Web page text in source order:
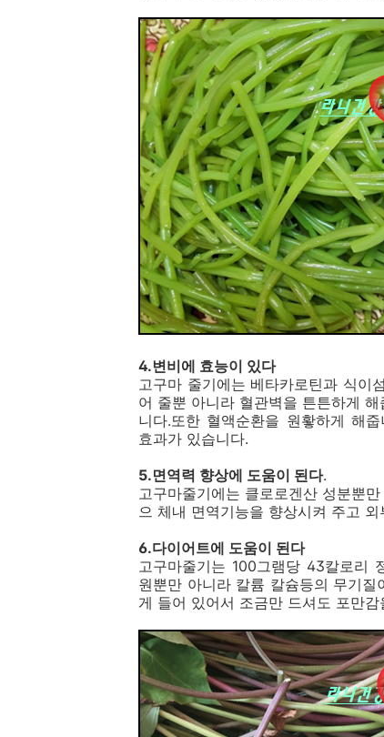
4.변비에 효능이 있다
고구마 줄기에는 베타카로틴과 식이
어 줄뿐 아니라 혈관벽을 튼튼하게
니다.또한 혈액순환을 원홯하게 해
효과가 있습니다.
5.면역력 향상에 도움이 된다.
고구마줄기에는 클로로겐산 성분뿐
으 체내 면역기능을 향상시켜 주고
6.다이어트에 도움이 된다
고구마줄기는 100그램당 43칼로리
원뿐만 아니라 칼륨 칼슘등의 무기
게 들어 있어서 조금만 드셔도 포만